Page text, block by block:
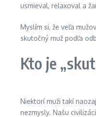
usmieval, relaxoval a
Myslím si, že veľa
skutočný muž podľa
Kto je
Niektorí muži takí
nezmysly. Našu